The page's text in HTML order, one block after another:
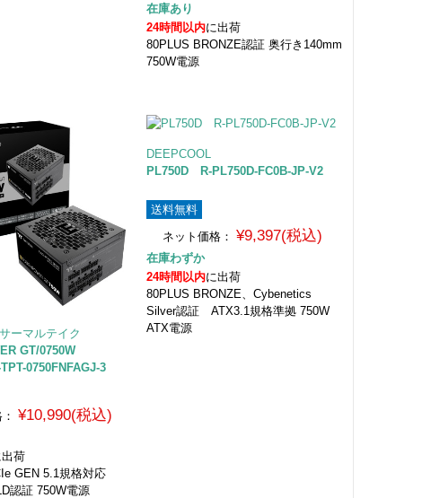
在庫あり
24時間以内に出荷
80PLUS BRONZE認証 奥行き140mm
750W電源
ーマルテイク
GT/0750W
0750FNFAGJ-3
¥10,990(税込)
出荷
GEN 5.1規格対応
認証 750W電源
DEEPCOOL
PL750D R-PL750D-FC0B-JP-V2
送料無料
ネット価格：
¥9,397(税込)
在庫わずか
24時間以内に出荷
80PLUS BRONZE、Cybenetics
Silver認証 ATX3.1規格準拠 750W
ATX電源